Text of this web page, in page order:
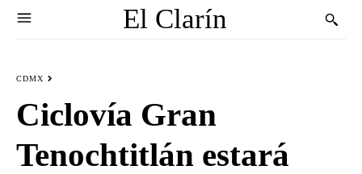
El Clarín
CDMX
Ciclovía Gran
Tenochtitlán estará